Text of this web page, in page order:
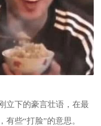
立下的豪言壮语，在最
些“打脸”的意思。